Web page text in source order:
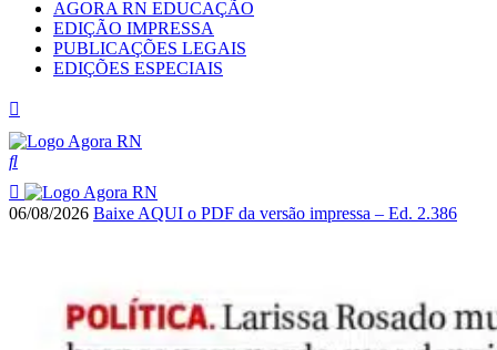
AGORA RN EDUCAÇÃO
EDIÇÃO IMPRESSA
PUBLICAÇÕES LEGAIS
EDIÇÕES ESPECIAIS
06/08/2026 Baixe AQUI o PDF da versão impressa – Ed. 2.386